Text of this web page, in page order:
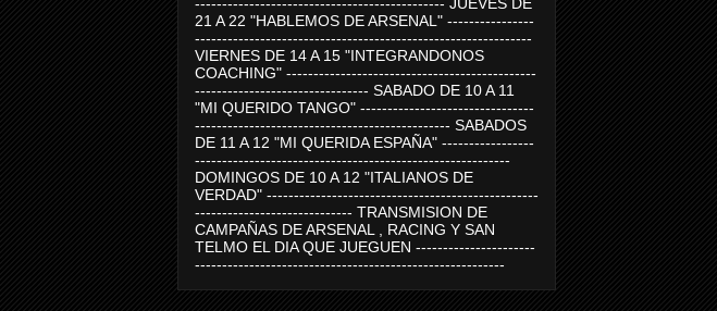
---------------------------------------------- JUEVES DE
21 A 22 "HABLEMOS DE ARSENAL" ----------------
--------------------------------------------------------------
VIERNES DE 14 A 15 "INTEGRANDONOS
COACHING" ----------------------------------------------
-------------------------------- SABADO DE 10 A 11
"MI QUERIDO TANGO" --------------------------------
----------------------------------------------- SABADOS
DE 11 A 12 "MI QUERIDA ESPAÑA" -----------------
----------------------------------------------------------
DOMINGOS DE 10 A 12 "ITALIANOS DE
VERDAD" --------------------------------------------------
----------------------------- TRANSMISION DE
CAMPAÑAS DE ARSENAL , RACING Y SAN
TELMO EL DIA QUE JUEGUEN ----------------------
---------------------------------------------------------